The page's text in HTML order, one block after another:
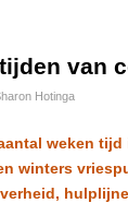
van
Hotinga
weken
winters